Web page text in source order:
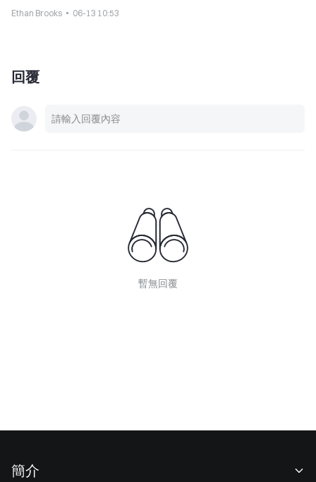
Ethan Brooks 06-13 10:53
回覆
暫無回覆
簡介